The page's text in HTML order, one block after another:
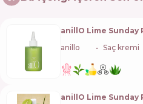
anillO Lime Sunday
anillo
Saç kremi
anillO Lime Sunday